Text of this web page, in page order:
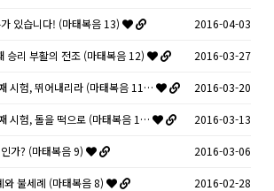
있습니다! (마태복음 13) 2016-04-03
승리 부활의 전조 (마태복음 12) 2016-03-27
시험, 뛰어내리라 (마태복음 11… 2016-03-20
시험, 돌을 떡으로 (마태복음 1… 2016-03-13
가? (마태복음 9) 2016-03-06
불세례 (마태복음 8) 2016-02-28